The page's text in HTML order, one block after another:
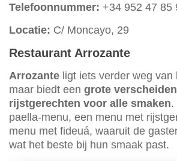
Telefoonnummer: +34 952 47 85
Locatie: C/ Moncayo, 29
Restaurant Arrozante
Arrozante ligt iets verder weg van
maar biedt een grote
rijstgerechten voor alle smaken.
paella-menu, een menu met
menu met fideuá, waaruit de
wat het beste bij hun smaak past.